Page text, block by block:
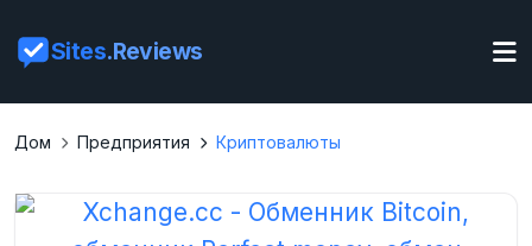
Sites.Reviews
Дом Предприятия Криптовалюты